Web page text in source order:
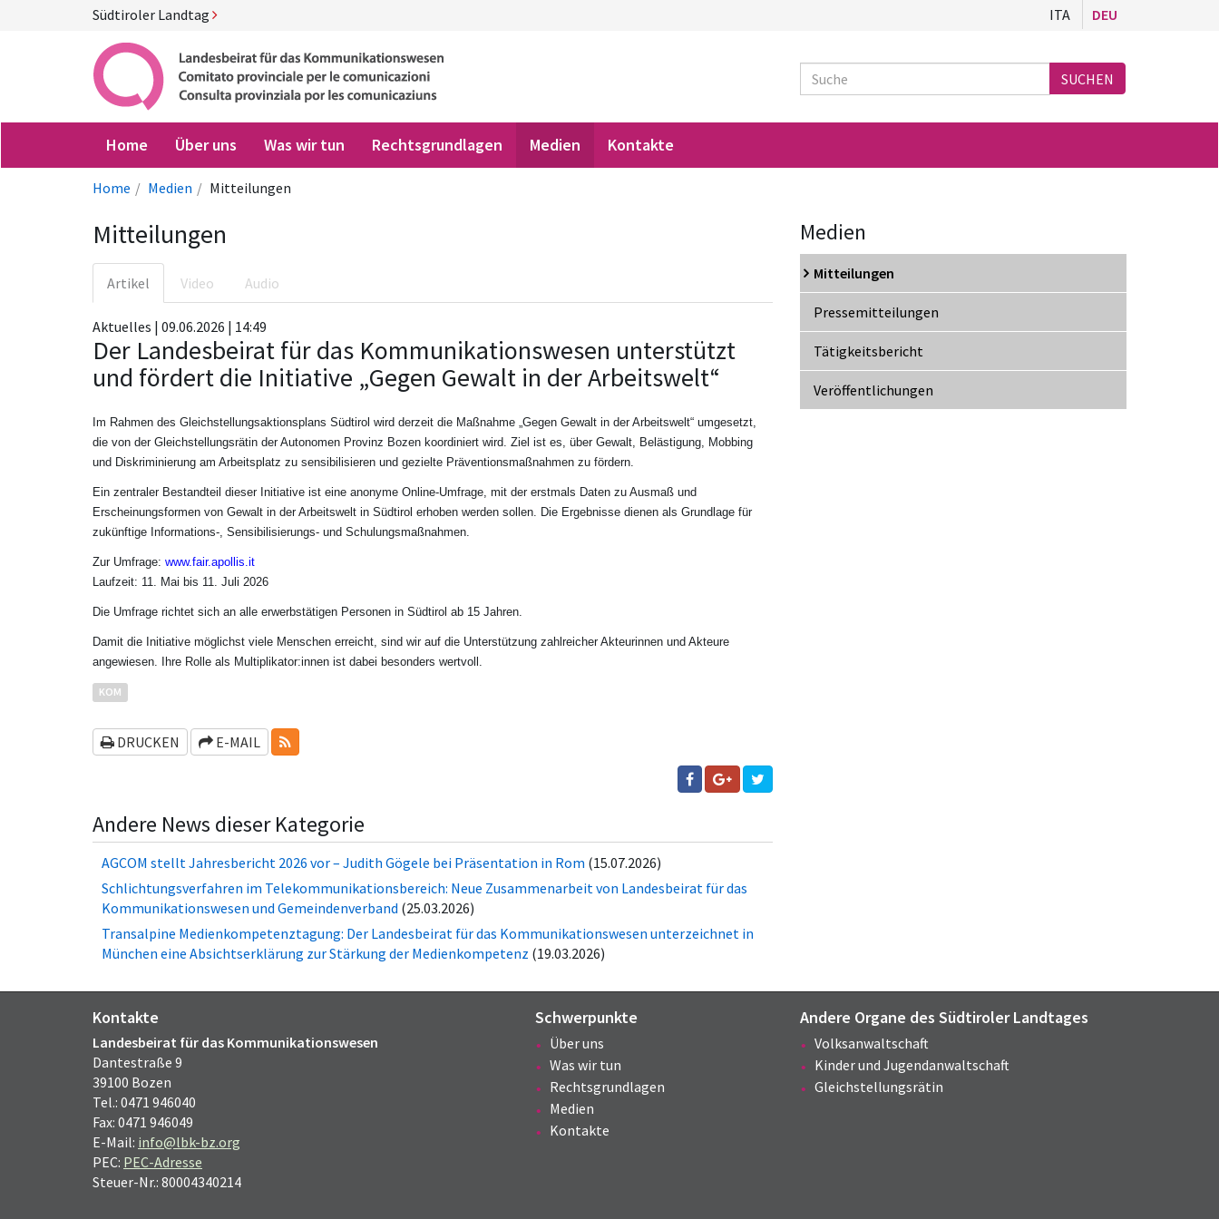
Südtiroler Landtag ITA DEU
Suche
SUCHEN
Home Über uns Was wir tun Rechtsgrundlagen Medien Kontakte
Home Medien Mitteilungen
Mitteilungen
Artikel Video Audio
Aktuelles | 09.06.2026 | 14:49
Der Landesbeirat für das Kommunikationswesen unterstützt
und fördert die Initiative „Gegen Gewalt in der Arbeitswelt“
Im Rahmen des Gleichstellungsaktionsplans Südtirol wird derzeit die Maßnahme „Gegen Gewalt in der Arbeitswelt“ umgesetzt,
die von der Gleichstellungsrätin der Autonomen Provinz Bozen koordiniert wird. Ziel ist es, über Gewalt, Belästigung, Mobbing
und Diskriminierung am Arbeitsplatz zu sensibilisieren und gezielte Präventionsmaßnahmen zu fördern.
Ein zentraler Bestandteil dieser Initiative ist eine anonyme Online-Umfrage, mit der erstmals Daten zu Ausmaß und
Erscheinungsformen von Gewalt in der Arbeitswelt in Südtirol erhoben werden sollen. Die Ergebnisse dienen als Grundlage für
zukünftige Informations-, Sensibilisierungs- und Schulungsmaßnahmen.
Zur Umfrage: www.fair.apollis.it
Laufzeit: 11. Mai bis 11. Juli 2026
Die Umfrage richtet sich an alle erwerbstätigen Personen in Südtirol ab 15 Jahren.
Damit die Initiative möglichst viele Menschen erreicht, sind wir auf die Unterstützung zahlreicher Akteurinnen und Akteure
angewiesen. Ihre Rolle als Multiplikator:innen ist dabei besonders wertvoll.
KOM
DRUCKEN E-MAIL RSS-FEEDS
Andere News dieser Kategorie
AGCOM stellt Jahresbericht 2026 vor – Judith Gögele bei Präsentation in Rom (15.07.2026)
Schlichtungsverfahren im Telekommunikationsbereich: Neue Zusammenarbeit von Landesbeirat für das
Kommunikationswesen und Gemeindenverband (25.03.2026)
Transalpine Medienkompetenztagung: Der Landesbeirat für das Kommunikationswesen unterzeichnet in
München eine Absichtserklärung zur Stärkung der Medienkompetenz (19.03.2026)
Medien
Mitteilungen
Pressemitteilungen
Tätigkeitsbericht
Veröffentlichungen
Kontakte
Landesbeirat für das Kommunikationswesen
Dantestraße 9
39100 Bozen
Tel.: 0471 946040
Fax: 0471 946049
E-Mail: info@lbk-bz.org
PEC: PEC-Adresse
Steuer-Nr.: 80004340214
Schwerpunkte
Über uns
Was wir tun
Rechtsgrundlagen
Medien
Kontakte
Andere Organe des Südtiroler Landtages
Volksanwaltschaft
Kinder und Jugendanwaltschaft
Gleichstellungsrätin